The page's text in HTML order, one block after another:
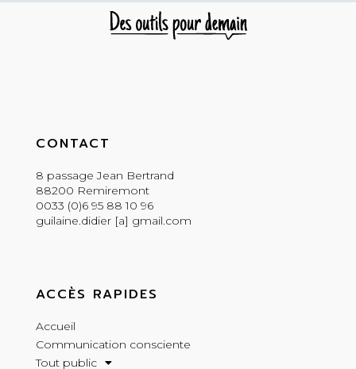
CONTACT
8 passage Jean Bertrand
88200 Remiremont
0033 (0)6 95 88 10 96
guilaine.didier [a] gmail.com
ACCÈS RAPIDES
Accueil
Communication consciente
Tout public